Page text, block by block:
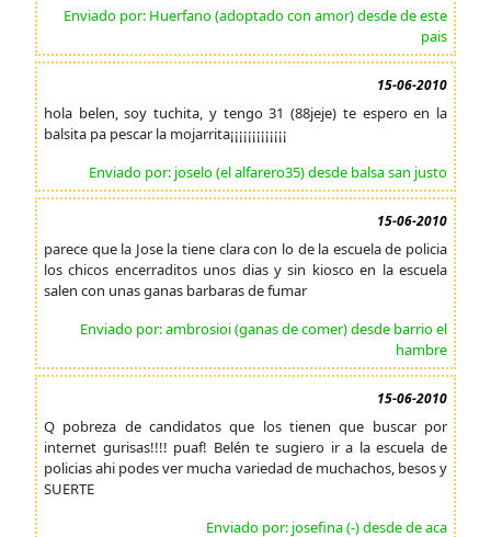
Enviado por: Huerfano (adoptado con amor) desde de este
pais
15-06-2010
hola belen, soy tuchita, y tengo 31 (88jeje) te espero en la
balsita pa pescar la mojarrita¡¡¡¡¡¡¡¡¡¡¡¡¡
Enviado por: joselo (el alfarero35) desde balsa san justo
15-06-2010
parece que la Jose la tiene clara con lo de la escuela de policia
los chicos encerraditos unos dias y sin kiosco en la escuela
salen con unas ganas barbaras de fumar
Enviado por: ambrosioi (ganas de comer) desde barrio el
hambre
15-06-2010
Q pobreza de candidatos que los tienen que buscar por
internet gurisas!!!! puaf! Belén te sugiero ir a la escuela de
policias ahi podes ver mucha variedad de muchachos, besos y
SUERTE
Enviado por: josefina (-) desde de aca